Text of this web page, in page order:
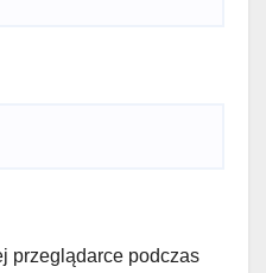
przeglądarce podczas